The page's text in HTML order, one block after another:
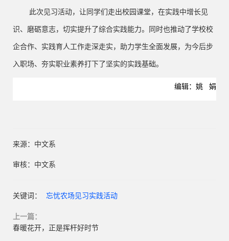
此次见习活动，让同学们走出校园课堂，在实践中增长见
识、磨砺意志，切实提升了综合实践能力。同时也推动了学校校
企合作、实践育人工作走深走实，助力学生全面发展，为今后步
入职场、夯实职业素养打下了坚实的实践基础。
编辑：姚 娟
来源：中文系
审核：中文系
关键词： 忘忧农场见习实践活动
上一篇：
春暖花开，正是挥杆好时节